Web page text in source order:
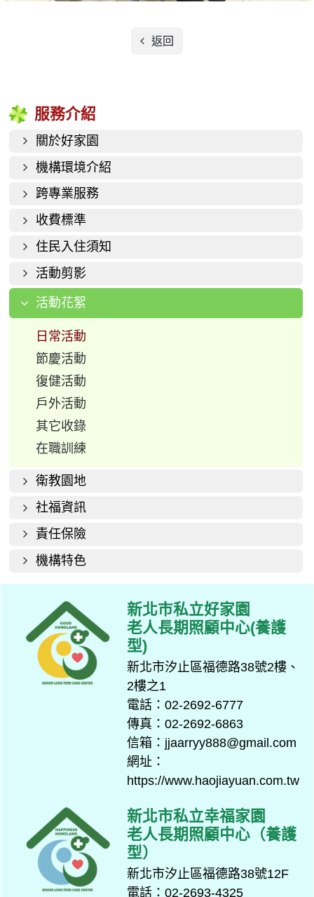
返回
服務介紹
關於好家園
機構環境介紹
跨專業服務
收費標準
住民入住須知
活動剪影
活動花絮
日常活動
節慶活動
復健活動
戶外活動
其它收錄
在職訓練
衛教園地
社福資訊
責任保險
機構特色
新北市私立好家園
老人長期照顧中心(養護
型)
新北市汐止區福德路38號2樓、
2樓之1
電話：02-2692-6777
傳真：02-2692-6863
信箱：jjaarryy888@gmail.com
網址：
https://www.haojiayuan.com.tw
新北市私立幸福家園
老人長期照顧中心（養護
型）
新北市汐止區福德路38號12F
電話：02-2693-4325